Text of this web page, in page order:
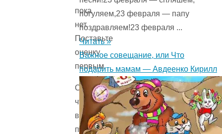
пока
нет.
Поставьте
оценку
первым.
Сожалеем,
что
вы
поставили
погуляем,23 февраля — папу
поздравляем!23 февраля ...
Читать »
Важное совещание, или Что
подарить мамам — Авдеенко Кирилл